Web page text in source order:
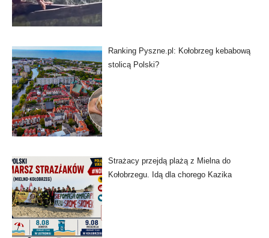
Ranking Pyszne.pl: Kołobrzeg kebabową
stolicą Polski?
Strażacy przejdą plażą z Mielna do
Kołobrzegu. Idą dla chorego Kazika